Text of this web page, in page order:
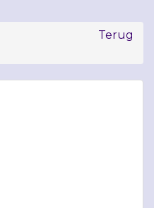
Terug